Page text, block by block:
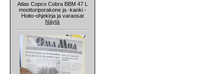
Atlas Copco Cobra BBM 47 L
moottoriporakone ja -kanki -
Hoito-ohjekirja ja varaosat
Näytä